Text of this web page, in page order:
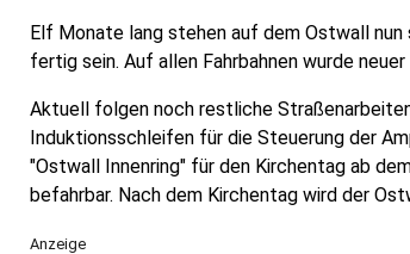
Elf Monate lang stehen auf dem Ostwall
fertig sein. Auf allen Fahrbahnen wurde
Aktuell folgen noch restliche
Induktionsschleifen für die Steuerung der
"Ostwall Innenring" für den Kirchentag ab
befahrbar. Nach dem Kirchentag wird der
Anzeige